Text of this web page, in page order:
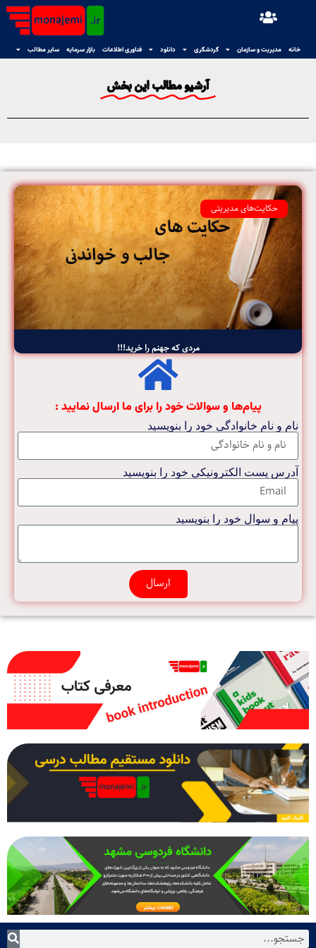
خانه مدیریت و سازمان گردشگری دانلود فناوری اطلاعات بازار سرمایه سایر مطالب
آرشیو مطالب این بخش
حکایت‌های مدیریتی
مردی که جهنم را خرید!!!
پیام‌ها و سوالات خود را برای ما ارسال نمایید :
نام و نام خانوادگی خود را بنویسید
آدرس پست الکترونیکی خود را بنویسید
پیام و سوال خود را بنویسید
ارسال